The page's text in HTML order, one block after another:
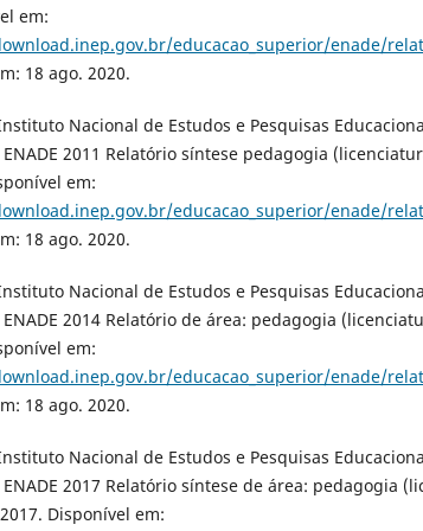
em:
educacao_superior/enade/
18 ago. 2020.
Nacional de Estudos e Pesquisas
2011 Relatório síntese pedagogia
em:
educacao_superior/enade/
18 ago. 2020.
Nacional de Estudos e Pesquisas
2014 Relatório de área: pedagogia
em:
educacao_superior/enade/
18 ago. 2020.
Nacional de Estudos e Pesquisas
2017 Relatório síntese de área: pedagogia
Disponível em: